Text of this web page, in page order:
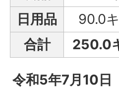
日用品
90.0
合計
250.0
令和5年7月10日